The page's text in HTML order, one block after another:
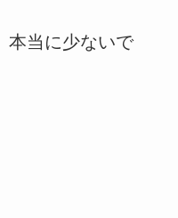
当に少ないで